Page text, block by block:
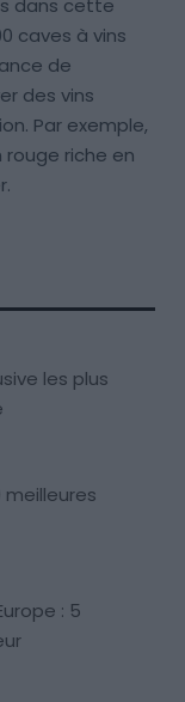
caves à vins
de
des vins
Par exemple,
rouge riche en
les plus
meilleures
: 5